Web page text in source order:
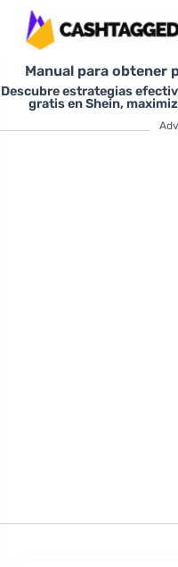
Manual para obtener
Descubre estrategias
gratis en Shein,